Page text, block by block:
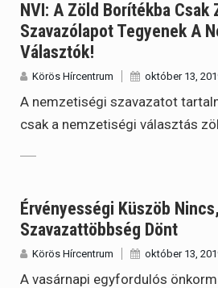
NVI: A Zöld Borítékba Csak
Szavazólapot Tegyenek A
Választók!
Körös Hírcentrum október 13,
A nemzetiségi szavazatot
csak a nemzetiségi választás
Érvényességi Küszöb
Szavazattöbbség Dönt
Körös Hírcentrum október 13,
A vasárnapi egyfordulós